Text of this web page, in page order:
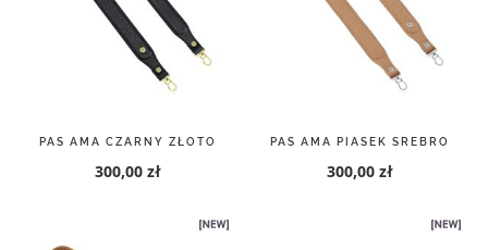
PAS AMA CZARNY ZŁOTO
300,00 zł
PAS AMA PIASEK SREBRO
300,00 zł